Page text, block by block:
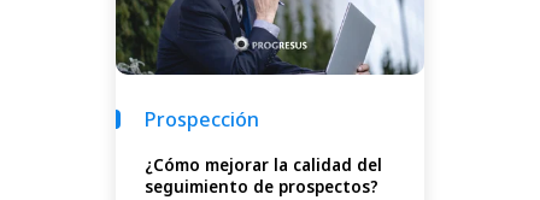
Prospección
¿Cómo mejorar la calidad del
seguimiento de prospectos?